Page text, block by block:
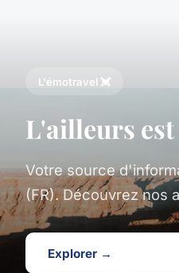
L'émotravel 💓
L'ailleurs
Votre source
(FR). Découvrez nos
Explorer →